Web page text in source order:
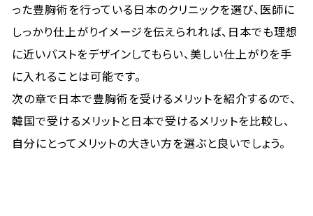
った豊胸術を行っている日本のクリニックを選び、医師に
しっかり仕上がりイメージを伝えられれば、日本でも理想
に近いバストをデザインしてもらい、美しい仕上がりを手
に入れることは可能です。
次の章で日本で豊胸術を受けるメリットを紹介するので、
韓国で受けるメリットと日本で受けるメリットを比較し、
自分にとってメリットの大きい方を選ぶと良いでしょう。